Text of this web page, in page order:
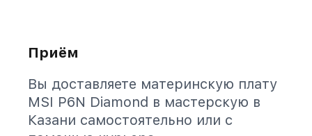
Приём
Вы доставляете материнскую плату
MSI P6N Diamond в мастерскую в
Казани самостоятельно или с